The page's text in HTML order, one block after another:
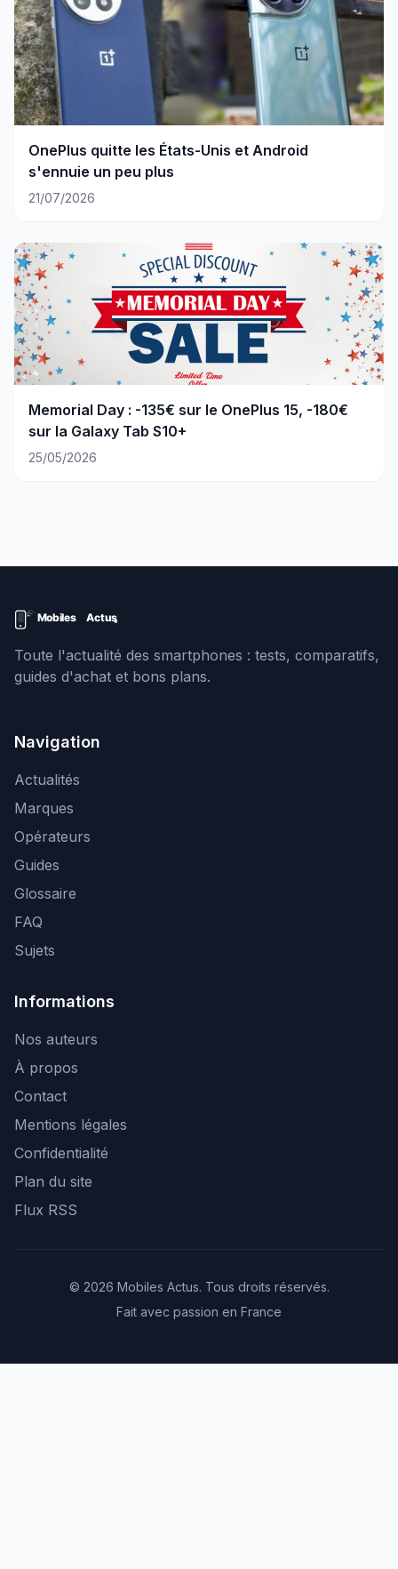
OnePlus quitte les États-Unis et Android
s'ennuie un peu plus
21/07/2026
Memorial Day : -135€ sur le OnePlus 15, -180€
sur la Galaxy Tab S10+
25/05/2026
Toute l'actualité des smartphones : tests, comparatifs,
guides d'achat et bons plans.
Navigation
Actualités
Marques
Opérateurs
Guides
Glossaire
FAQ
Sujets
Informations
Nos auteurs
À propos
Contact
Mentions légales
Confidentialité
Plan du site
Flux RSS
© 2026 Mobiles Actus. Tous droits réservés.
Fait avec passion en France